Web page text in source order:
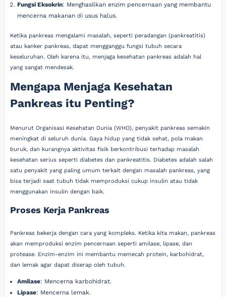
Fungsi Eksokrin: Menghasilkan enzim pencernaan yang membantu
mencerna makanan di usus halus.
Ketika pankreas mengalami masalah, seperti peradangan (pankreatitis)
atau kanker pankreas, dapat mengganggu fungsi tubuh secara
keseluruhan. Oleh karena itu, menjaga kesehatan pankreas adalah hal
yang sangat mendesak.
Mengapa Menjaga Kesehatan
Pankreas itu Penting?
Menurut Organisasi Kesehatan Dunia (WHO), penyakit pankreas semakin
meningkat di seluruh dunia. Gaya hidup yang tidak sehat, pola makan
buruk, dan kurangnya aktivitas fisik berkontribusi terhadap masalah
kesehatan serius seperti diabetes dan pankreatitis. Diabetes adalah salah
satu penyakit yang paling umum terkait dengan masalah pankreas, yang
bisa terjadi saat tubuh tidak memproduksi cukup insulin atau tidak
menggunakan insulin dengan baik.
Proses Kerja Pankreas
Pankreas bekerja dengan cara yang kompleks. Ketika kita makan, pankreas
akan memproduksi enzim pencernaan seperti amilase, lipase, dan
protease. Enzim-enzim ini membantu memecah protein, karbohidrat,
dan lemak agar dapat diserap oleh tubuh.
Amilase: Mencerna karbohidrat.
Lipase: Mencerna lemak.